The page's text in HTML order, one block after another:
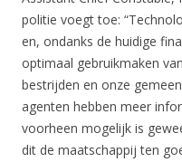
politie voegt toe:
en, ondanks de huidige
optimaal gebruikmaken
bestrijden en onze
agenten hebben meer
voorheen mogelijk is
dit de maatschappij ten